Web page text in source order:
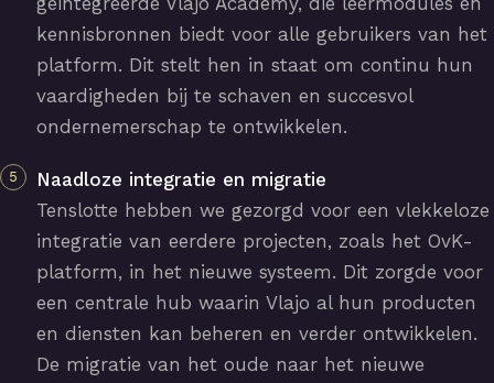
kennisbronnen biedt voor alle gebruikers van het
platform. Dit stelt hen in staat om continu hun
vaardigheden bij te schaven en succesvol
ondernemerschap te ontwikkelen.
Naadloze integratie en migratie
Tenslotte hebben we gezorgd voor een vlekkeloze
integratie van eerdere projecten, zoals het OvK-
platform, in het nieuwe systeem. Dit zorgde voor
een centrale hub waarin Vlajo al hun producten
en diensten kan beheren en verder ontwikkelen.
De migratie van het oude naar het nieuwe